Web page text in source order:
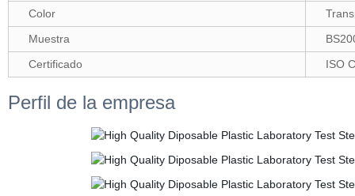
Color
Muestra
Certificado
ISO
Perfil de la empresa